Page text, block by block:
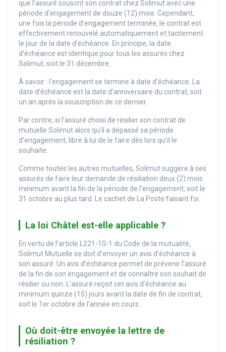
que l’assuré souscrit son contrat chez Solimut avec une
période d’engagement de douze (12) mois. Cependant,
une fois la période d’engagement terminée, le contrat est
effectivement renouvelé automatiquement et tacitement
le jour de la date d’échéance. En principe, la date
d’échéance est identique pour tous les assurés chez
Solimut, soit le 31 décembre.
À savoir : l’engagement se termine à date d’échéance. La
date d’échéance est la date d’anniversaire du contrat, soit
un an après la souscription de ce dernier.
Par contre, si l’assuré choisi de résilier son contrat de
mutuelle Solimut alors qu’il a dépassé sa période
d’engagement, libre à lui de le faire dès lors qu’il le
souhaite.
Comme toutes les autres mutuelles, Solimut suggère à ses
assurés de faire leur demande de résiliation deux (2) mois
minimum avant la fin de la période de l’engagement, soit le
31 octobre au plus tard. Le cachet de La Poste faisant foi.
La loi Châtel est-elle applicable ?
En vertu de l’article L221-10-1 du Code de la mutualité,
Solimut Mutuelle se doit d’envoyer un avis d’échéance à
son assuré. Un avis d’échéance permet de prévenir l’assuré
de la fin de son engagement et de connaître son souhait de
résilier ou non. L’assuré reçoit cet avis d’échéance au
minimum quinze (15) jours avant la date de fin de contrat,
soit le 1er octobre de l’année en cours.
Où doit-être envoyée la lettre de
résiliation ?